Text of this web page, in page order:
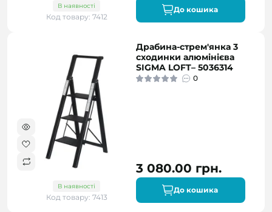
В наявності
Код товару: 7412
До кошика
В наявності
Код товару: 7413
Драбина-стрем'янка 3
сходинки алюмінієва
SIGMA LOFT– 5036314
0
3 080.00 грн.
До кошика